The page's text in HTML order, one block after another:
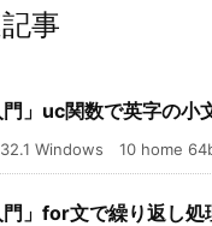
事
門」uc関数で英字の小
Windows 10 home
門」for文で繰り返し